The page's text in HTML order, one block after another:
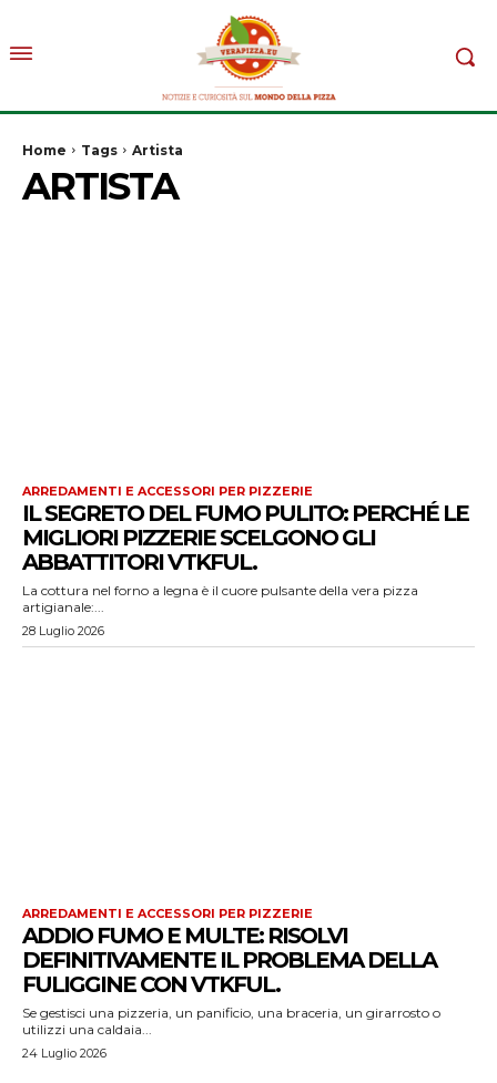
Home Tags Artista
ARTISTA
ARREDAMENTI E ACCESSORI PER PIZZERIE
IL SEGRETO DEL FUMO PULITO: PERCHÉ LE
MIGLIORI PIZZERIE SCELGONO GLI
ABBATTITORI VTKFUL.
La cottura nel forno a legna è il cuore pulsante della vera pizza
artigianale:...
28 Luglio 2026
ARREDAMENTI E ACCESSORI PER PIZZERIE
ADDIO FUMO E MULTE: RISOLVI
DEFINITIVAMENTE IL PROBLEMA DELLA
FULIGGINE CON VTKFUL.
Se gestisci una pizzeria, un panificio, una braceria, un girarrosto o
utilizzi una caldaia...
24 Luglio 2026